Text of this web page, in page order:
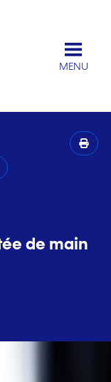
MENU
de main